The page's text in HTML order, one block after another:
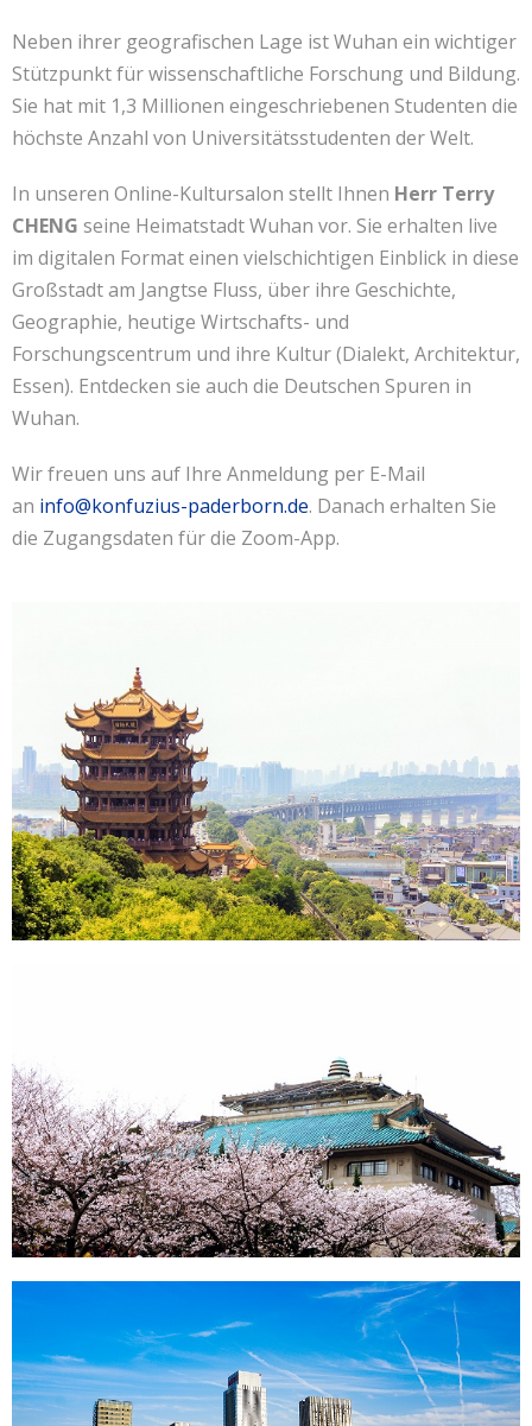
Neben ihrer geografischen Lage ist Wuhan ein wichtiger
Stützpunkt für wissenschaftliche Forschung und Bildung.
Sie hat mit 1,3 Millionen eingeschriebenen Studenten die
höchste Anzahl von Universitätsstudenten der Welt.
In unseren Online-Kultursalon stellt Ihnen Herr Terry
CHENG seine Heimatstadt Wuhan vor. Sie erhalten live
im digitalen Format einen vielschichtigen Einblick in diese
Großstadt am Jangtse Fluss, über ihre Geschichte,
Geographie, heutige Wirtschafts- und
Forschungscentrum und ihre Kultur (Dialekt, Architektur,
Essen). Entdecken sie auch die Deutschen Spuren in
Wuhan.
Wir freuen uns auf Ihre Anmeldung per E-Mail
an info@konfuzius-paderborn.de. Danach erhalten Sie
die Zugangsdaten für die Zoom-App.